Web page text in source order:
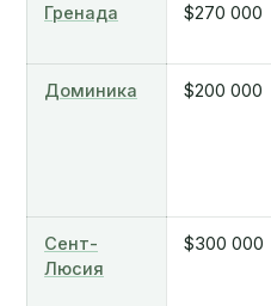
Гренада $270 000
Доминика $200 000
Сент-
Люсия
$300 000